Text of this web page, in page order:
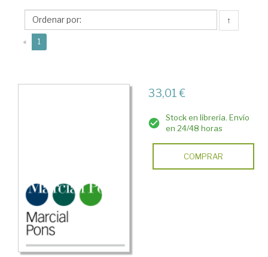
↑
« 1
33,01 €
Stock en librería. Envío
en 24/48 horas
COMPRAR